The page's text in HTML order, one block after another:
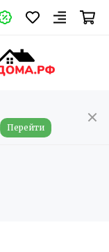
Перейти